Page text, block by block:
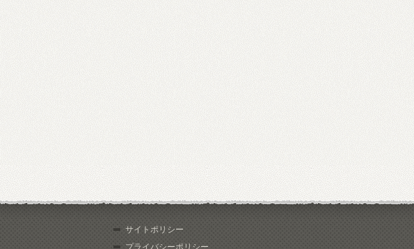
サイトポリシー
プライバシーポリシー